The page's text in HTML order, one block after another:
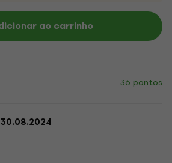
ao carrinho
36 pontos
30.08.2024